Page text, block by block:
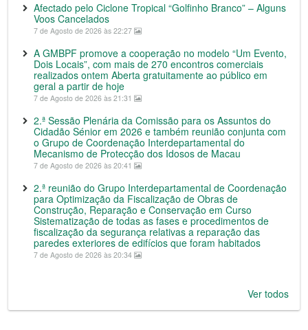
Afectado pelo Ciclone Tropical “Golfinho Branco” – Alguns
Voos Cancelados
7 de Agosto de 2026 às 22:27
A GMBPF promove a cooperação no modelo “Um Evento,
Dois Locais”, com mais de 270 encontros comerciais
realizados ontem Aberta gratuitamente ao público em
geral a partir de hoje
7 de Agosto de 2026 às 21:31
2.ª Sessão Plenária da Comissão para os Assuntos do
Cidadão Sénior em 2026 e também reunião conjunta com
o Grupo de Coordenação Interdepartamental do
Mecanismo de Protecção dos Idosos de Macau
7 de Agosto de 2026 às 20:41
2.ª reunião do Grupo Interdepartamental de Coordenação
para Optimização da Fiscalização de Obras de
Construção, Reparação e Conservação em Curso
Sistematização de todas as fases e procedimentos de
fiscalização da segurança relativas a reparação das
paredes exteriores de edifícios que foram habitados
7 de Agosto de 2026 às 20:34
Ver todos